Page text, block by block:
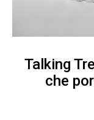
Talking
che